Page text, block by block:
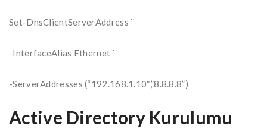
Set-DnsClientServerAddress `
-InterfaceAlias Ethernet `
-ServerAddresses (“192.168.1.10″,”8.8.8.8”)
Active Directory Kurulumu